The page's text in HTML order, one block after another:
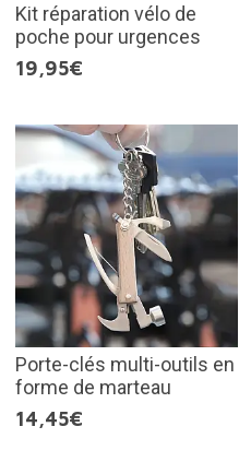
Kit réparation vélo de
poche pour urgences
19,95€
Porte-clés multi-outils en
forme de marteau
14,45€